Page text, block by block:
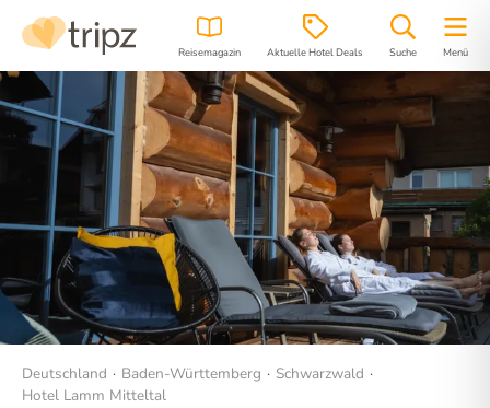
Reisemagazin Aktuelle Hotel Deals Suche Menü
Hotel Bilder Region Lage
Deutschland Baden-Württemberg
Schwarzwald
Hotel Lamm Mitteltal